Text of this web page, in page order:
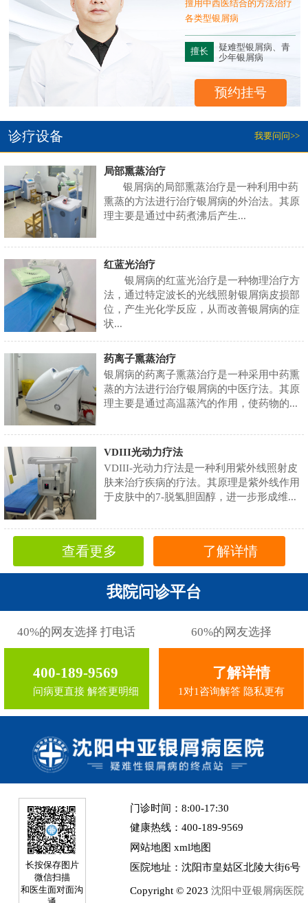
擅用中西医结合的方法治疗
各类型银屑病
擅长
疑难型银屑病、青
少年银屑病
预约挂号
诊疗设备 我要问问>>
局部熏蒸治疗
银屑病的局部熏蒸治疗是一种利用中药
熏蒸的方法进行治疗银屑病的外治法。其原
理主要是通过中药煮沸后产生...
红蓝光治疗
银屑病的红蓝光治疗是一种物理治疗方
法，通过特定波长的光线照射银屑病皮损部
位，产生光化学反应，从而改善银屑病的症
状...
药离子熏蒸治疗
银屑病的药离子熏蒸治疗是一种采用中药熏
蒸的方法进行治疗银屑病的中医疗法。其原
理主要是通过高温蒸汽的作用，使药物的...
VDIII光动力疗法
VDIII-光动力疗法是一种利用紫外线照射皮
肤来治疗疾病的疗法。其原理是紫外线作用
于皮肤中的7-脱氢胆固醇，进一步形成维...
查看更多 了解详情
我院问诊平台
40%的网友选择 打电话
400-189-9569
问病更直接 解答更明细
60%的网友选择
了解详情
1对1咨询解答 隐私更有
长按保存图片
微信扫描
和医生面对面沟
门诊时间：8:00-17:30
健康热线：400-189-9569
网站地图 xml地图
医院地址：沈阳市皇姑区北陵大街6号
Copyright © 2023沈阳中亚银屑病医院